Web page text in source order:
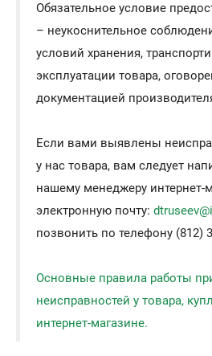
Обязательное условие
– неукоснительное
условий хранения,
эксплуатации товара,
документацией
Если вами выявлены
у нас товара, вам следует
нашему менеджеру интернет-
электронную почту:
позвонить по телефону (812)
Основные правила работы
неисправностей у товара,
интернет-магазине.